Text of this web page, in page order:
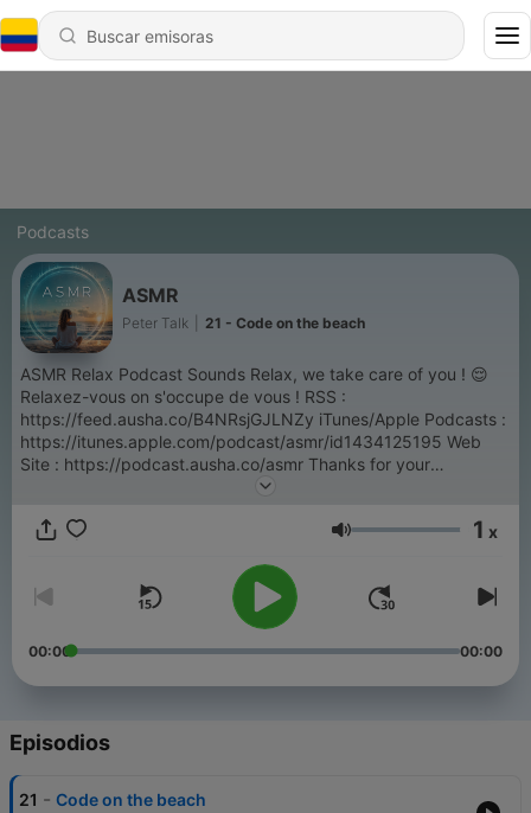
Podcasts
ASMR
Peter Talk 21 - Code on the beach
ASMR Relax Podcast Sounds Relax, we take care of you ! 😌
Relaxez-vous on s'occupe de vous ! RSS :
https://feed.ausha.co/B4NRsjGJLNZy iTunes/Apple Podcasts :
https://itunes.apple.com/podcast/asmr/id1434125195 Web
Site : https://podcast.ausha.co/asmr Thanks for your
comments and your ratings, you push me to continue this
more information.
Volumen 1 x
00:00 00:00
Episodios
21 - Code on the beach